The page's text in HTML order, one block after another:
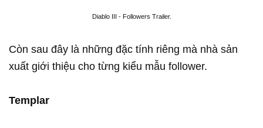
Diablo III - Followers Trailer.
Còn sau đây là những đặc tính riêng mà nhà sản
xuất giới thiệu cho từng kiểu mẫu follower.
Templar